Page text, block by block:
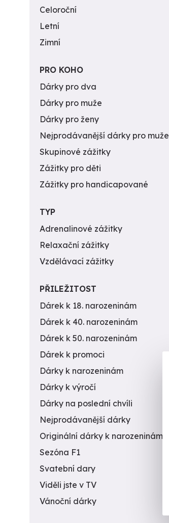
Celoroční
Letní
Zimní
PRO KOHO
Dárky pro dva
Dárky pro muže
Dárky pro ženy
Nejprodávanější dárky pro muže
Skupinové zážitky
Zážitky pro děti
Zážitky pro handicapované
TYP
Adrenalinové zážitky
Relaxační zážitky
Vzdělávací zážitky
PŘILEŽITOST
Dárek k 18. narozeninám
Dárek k 40. narozeninám
Dárek k 50. narozeninám
Dárek k promoci
Dárky k narozeninám
Dárky k výročí
Dárky na poslední chvíli
Nejprodávanější dárky
Originální dárky k narozeninám
Sezóna F1
Svatební dary
Viděli jste v TV
Vánoční dárky